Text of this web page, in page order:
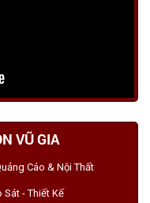
VŨ GIA
Cáo & Nội Thất
Sát - Thiết Kế